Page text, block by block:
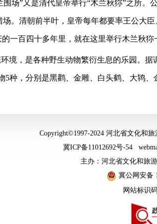
围场” 又是清代皇帝举行“木兰秋狝”之所。
。清朝前半叶，皇帝每年都要率王公大
一百四十多年里，就在这里举行木兰秋狝
境，是各种野生动物繁衍生息的乐园。据
5种，分别是黑鹳、金雕、白头鹤、大鸨、
Copyright©1997-2024 河北省文化和
冀ICP备11012692号-54
主办：河北省文化和旅
冀公网安备
网站标识